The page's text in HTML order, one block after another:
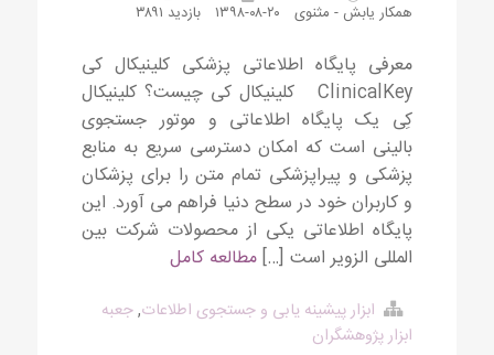
همکار یابش - مثنوی ۱۳۹۸-۰۸-۲۰ بازدید ۳۸۹۱
معرفی پایگاه اطلاعاتی پزشکی کلینیکال کی
ClinicalKey کلینیکال کی چیست؟ کلینیکال
کِی یک پایگاه اطلاعاتی و موتور جستجوی
بالینی است که امکان دسترسی سریع به منابع
پزشکی و پیراپزشکی تمام متن را برای پزشکان
و کاربران خود در سطح دنیا فراهم می آورد. این
پایگاه اطلاعاتی یکی از محصولات شرکت بین
المللی الزویر است […]مطالعه کامل
ابزار پیشینه یابی و جستجوی اطلاعات,جعبه
ابزار پژوهشگران